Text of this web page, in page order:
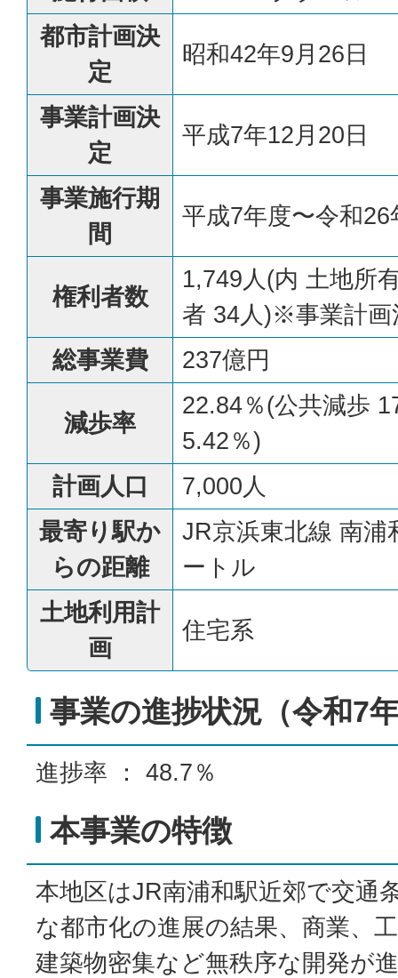
都市計画決
定
昭和42年9月26日
事業計画決
定
平成7年12月20日
事業施行期
間
平成7年度〜令和26
権利者数
1,749人(内 土地所
者 34人)※事業計画
総事業費
237億円
減歩率
22.84％(公共減歩
5.42％)
計画人口
7,000人
最寄り駅か
らの距離
JR京浜東北線 南
ートル
土地利用計
画
住宅系
事業の進捗状況（令和7
進捗率 ： 48.7％
本事業の特徴
本地区はJR南浦和駅近郊で交通
な都市化の進展の結果、商業、
建築物密集など無秩序な開発が